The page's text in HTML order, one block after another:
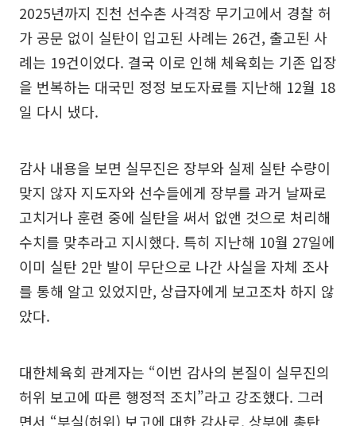
2025년까지 진천 선수촌 사격장 무기고에서 경찰 허
가 공문 없이 실탄이 입고된 사례는 26건, 출고된 사
례는 19건이었다. 결국 이로 인해 체육회는 기존 입장
을 번복하는 대국민 정정 보도자료를 지난해 12월 18
일 다시 냈다.
감사 내용을 보면 실무진은 장부와 실제 실탄 수량이
맞지 않자 지도자와 선수들에게 장부를 과거 날짜로
고치거나 훈련 중에 실탄을 써서 없앤 것으로 처리해
수치를 맞추라고 지시했다. 특히 지난해 10월 27일에
이미 실탄 2만 발이 무단으로 나간 사실을 자체 조사
를 통해 알고 있었지만, 상급자에게 보고조차 하지 않
았다.
대한체육회 관계자는 “이번 감사의 본질이 실무진의
허위 보고에 따른 행정적 조치”라고 강조했다. 그러
면서 “부실(허위) 보고에 대한 감사로, 상부에 총탄